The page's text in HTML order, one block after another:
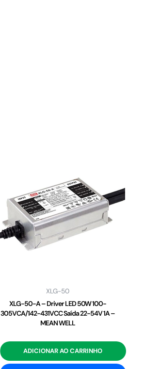
XLG-50
XLG-50-A – Driver LED 50W 100-
305VCA/142-431VCC Saída 22-54V 1A –
MEAN WELL
ADICIONAR AO CARRINHO